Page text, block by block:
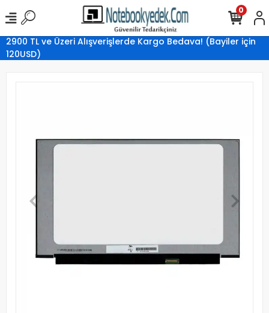
2900 TL ve Üzeri Alışverişlerde Kargo Bedava! (Bayiler için
120USD)
0